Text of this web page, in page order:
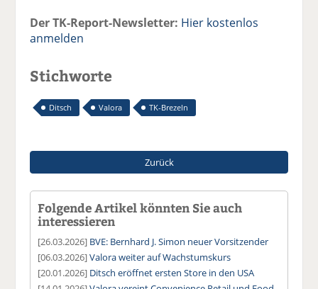
Der TK-Report-Newsletter: Hier kostenlos
anmelden
Stichworte
Ditsch Valora TK-Brezeln
Zurück
Folgende Artikel könnten Sie auch
interessieren
[26.03.2026] BVE: Bernhard J. Simon neuer Vorsitzender
[06.03.2026]Valora weiter auf Wachstumskurs
[20.01.2026] Ditsch eröffnet ersten Store in den USA